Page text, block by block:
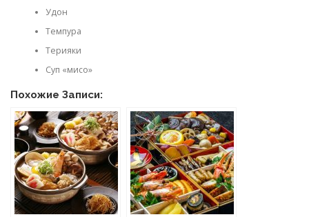
Удон
Темпура
Терияки
Суп «мисо»
Похожие Записи: